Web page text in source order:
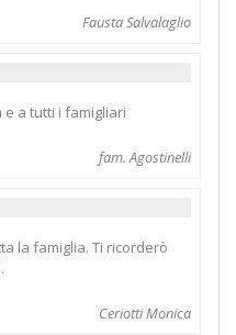
Fausta Salvalaglio
e a tutti i famigliari
fam. Agostinelli
la famiglia. Ti ricorderò
Ceriotti Monica